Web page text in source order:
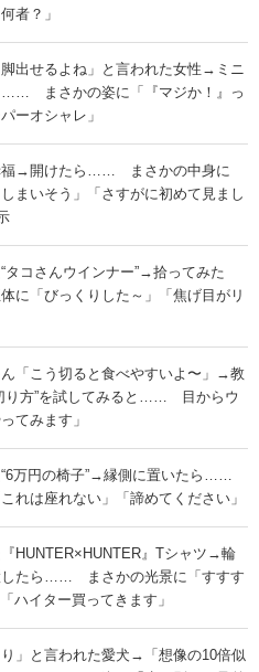
者？」
脚出せるよね」と言われた女性→ミニ
…… まさかの姿に「『マジか！』っ
ーオシャレ」
福→開けたら…… まさかの中身に
しまいそう」「さすがに初めて見まし
タコさんウインナー”→拾ってみた
「びっくりした～」「焦げ目がリ
「こう切ると食べやすいよ〜」→教
り方”を試してみると…… 目からウ
てみます」
万円の椅子”→縁側に置いたら……
れは座れない」「諦めてください」
HUNTER×HUNTER』Tシャツ→輪
したら…… まさかの光景に「すすす
ハイター買ってきます」
り」と言われた愛犬→「想像の10倍似